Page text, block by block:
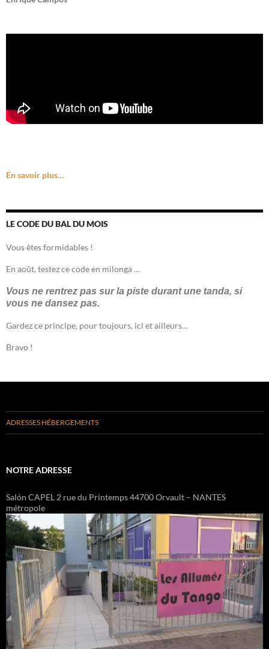
En savoir plus…
LE CODE DU BAL DU MOIS
Vous êtes formidables !
En août, testez ce code en milonga …
Vous ne rentrez pas sur la piste durant une tanda, si
vous ne dansez pas.
Gardez ce principe, pour toujours, ici et ailleurs…
Bravo !
ADRESSES HÉBERGEMENTS
NOTRE ADRESSE
Salón CAPEL 2 rue du Printemps 44700 Orvault – NANTES
métropole